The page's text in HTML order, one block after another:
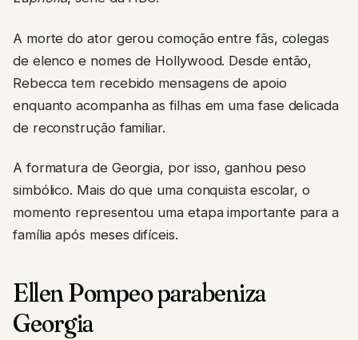
A morte do ator gerou comoção entre fãs, colegas
de elenco e nomes de Hollywood. Desde então,
Rebecca tem recebido mensagens de apoio
enquanto acompanha as filhas em uma fase delicada
de reconstrução familiar.
A formatura de Georgia, por isso, ganhou peso
simbólico. Mais do que uma conquista escolar, o
momento representou uma etapa importante para a
família após meses difíceis.
Ellen Pompeo parabeniza
Georgia